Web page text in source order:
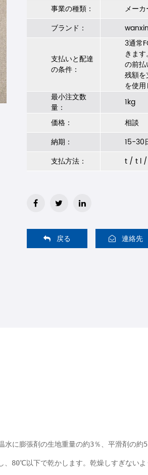
事業の種類：
メー
ブランド：
支払いと配達
の条件：
3通常
きま
の前
残額
を使用
最小注文数
量：
1kg
価格：
相談
納期：
15-30
支払方法：
t / t l
戻る 連絡先
に膨張剤の生地重量の約3％、平滑剤の約
80℃以下で乾かします。乾燥しすぎないよ